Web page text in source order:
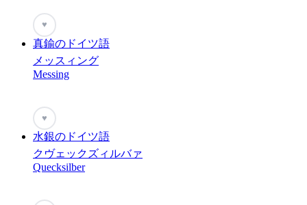
♥
真鍮のドイツ語
メッスィング
Messing
♥
水銀のドイツ語
クヴェックズィルバァ
Quecksilber